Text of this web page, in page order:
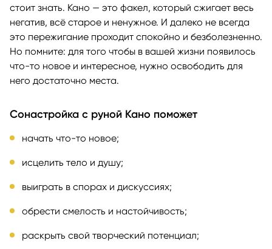
стоит знать. Кано — это факел, который сжигает весь
негатив, всё старое и ненужное. И далеко не всегда
это пережигание проходит спокойно и безболезненно.
Но помните: для того чтобы в вашей жизни появилось
что-то новое и интересное, нужно освободить для
него достаточно места.
Сонастройка с руной Кано поможет
начать что-то новое;
исцелить тело и душу;
выиграть в спорах и дискуссиях;
обрести смелость и настойчивость;
раскрыть свой творческий потенциал;